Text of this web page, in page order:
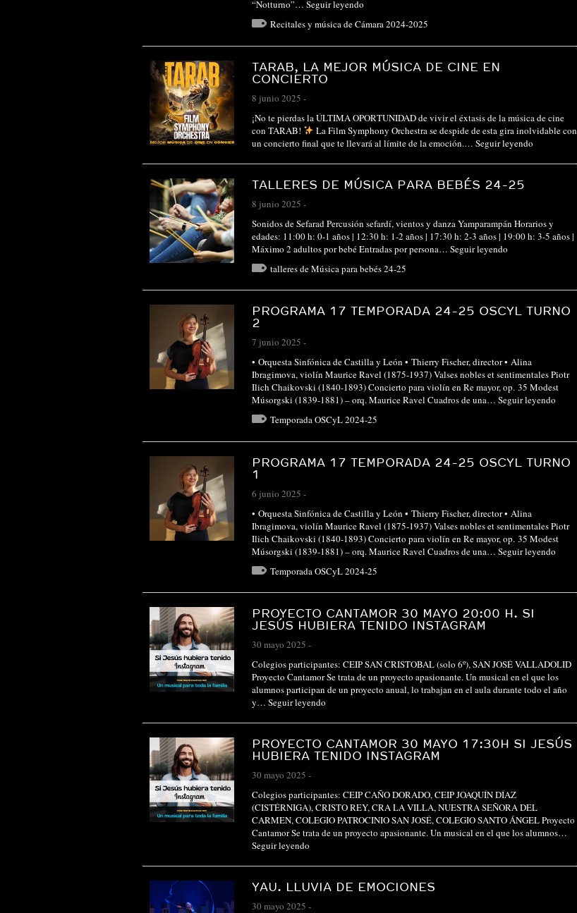
“Notturno”… Seguir leyendo
Recitales y música de Cámara 2024-2025
TARAB, LA MEJOR MÚSICA DE CINE EN
CONCIERTO
8 junio 2025 -
¡No te pierdas la ÚLTIMA OPORTUNIDAD de vivir el éxtasis de la música de cine
con TARAB!
La Film Symphony Orchestra se despide de esta gira inolvidable con
un concierto final que te llevará al límite de la emoción.… Seguir leyendo
TALLERES DE MÚSICA PARA BEBÉS 24-25
8 junio 2025 -
Sonidos de Sefarad Percusión sefardí, vientos y danza Yamparampán Horarios y
edades: 11:00 h: 0-1 años | 12:30 h: 1-2 años | 17:30 h: 2-3 años | 19:00 h: 3-5 años |
Máximo 2 adultos por bebé Entradas por persona… Seguir leyendo
talleres de Música para bebés 24-25
PROGRAMA 17 TEMPORADA 24-25 OSCYL TURNO
2
7 junio 2025 -
• Orquesta Sinfónica de Castilla y León • Thierry Fischer, director • Alina
Ibragimova, violín Maurice Ravel (1875-1937) Valses nobles et sentimentales Piotr
Ilich Chaikovski (1840-1893) Concierto para violín en Re mayor, op. 35 Modest
Músorgski (1839-1881) – orq. Maurice Ravel Cuadros de una… Seguir leyendo
Temporada OSCyL 2024-25
PROGRAMA 17 TEMPORADA 24-25 OSCYL TURNO
1
6 junio 2025 -
• Orquesta Sinfónica de Castilla y León • Thierry Fischer, director • Alina
Ibragimova, violín Maurice Ravel (1875-1937) Valses nobles et sentimentales Piotr
Ilich Chaikovski (1840-1893) Concierto para violín en Re mayor, op. 35 Modest
Músorgski (1839-1881) – orq. Maurice Ravel Cuadros de una… Seguir leyendo
Temporada OSCyL 2024-25
PROYECTO CANTAMOR 30 MAYO 20:00 H. SI
JESÚS HUBIERA TENIDO INSTAGRAM
30 mayo 2025 -
Colegios participantes: CEIP SAN CRISTOBAL (solo 6º), SAN JOSÉ VALLADOLID
Proyecto Cantamor Se trata de un proyecto apasionante. Un musical en el que los
alumnos participan de un proyecto anual, lo trabajan en el aula durante todo el año
y… Seguir leyendo
PROYECTO CANTAMOR 30 MAYO 17:30H SI JESÚS
HUBIERA TENIDO INSTAGRAM
30 mayo 2025 -
Colegios participantes: CEIP CAÑO DORADO, CEIP JOAQUÍN DÍAZ
(CISTÉRNIGA), CRISTO REY, CRA LA VILLA, NUESTRA SEÑORA DEL
CARMEN, COLEGIO PATROCINIO SAN JOSÉ, COLEGIO SANTO ÁNGEL Proyecto
Cantamor Se trata de un proyecto apasionante. Un musical en el que los alumnos…
Seguir leyendo
YAU. LLUVIA DE EMOCIONES
30 mayo 2025 -